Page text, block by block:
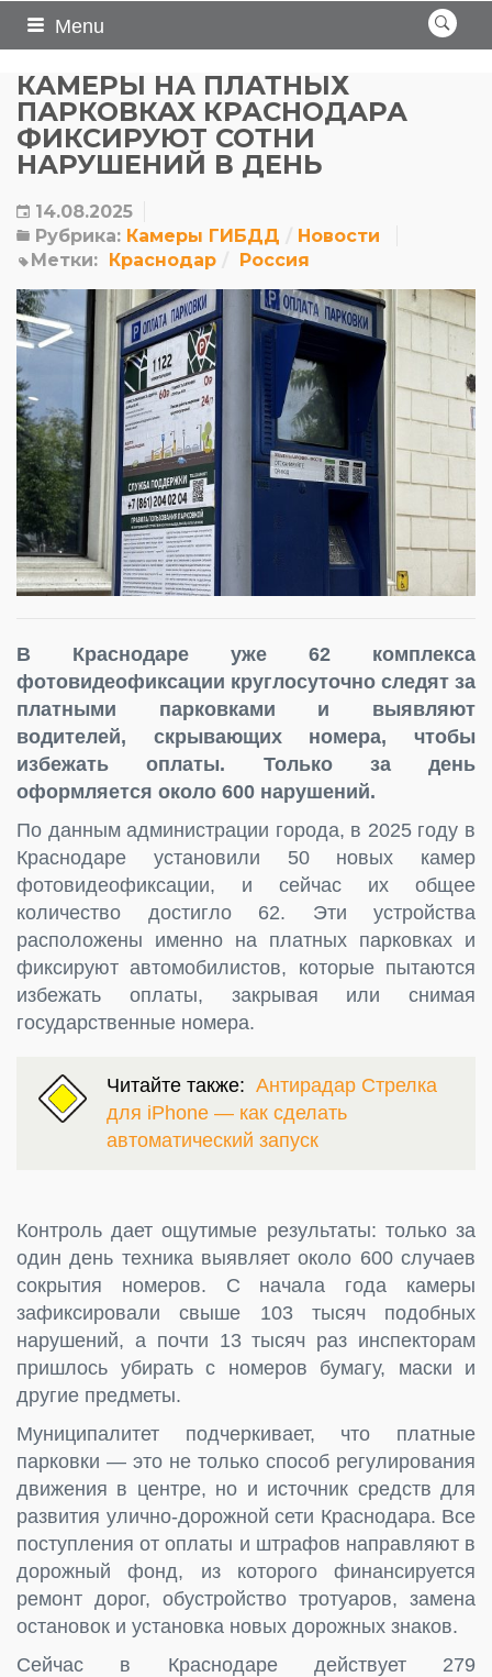
Menu
КАМЕРЫ НА ПЛАТНЫХ
ПАРКОВКАХ КРАСНОДАРА
ФИКСИРУЮТ СОТНИ
НАРУШЕНИЙ В ДЕНЬ
14.08.2025
Рубрика: Камеры ГИБДД
Новости
Метки: Краснодар Россия
В Краснодаре уже 62 комплекса
фотовидеофиксации круглосуточно следят за
платными парковками и выявляют
водителей, скрывающих номера, чтобы
избежать оплаты. Только за день
оформляется около 600 нарушений.
По данным администрации города, в 2025 году в
Краснодаре установили 50 новых камер
фотовидеофиксации, и сейчас их общее
количество достигло 62. Эти устройства
расположены именно на платных парковках и
фиксируют автомобилистов, которые пытаются
избежать оплаты, закрывая или снимая
государственные номера.
Читайте также: Антирадар Стрелка
для iPhone — как сделать
автоматический запуск
Контроль дает ощутимые результаты: только за
один день техника выявляет около 600 случаев
сокрытия номеров. С начала года камеры
зафиксировали свыше 103 тысяч подобных
нарушений, а почти 13 тысяч раз инспекторам
пришлось убирать с номеров бумагу, маски и
другие предметы.
Муниципалитет подчеркивает, что платные
парковки — это не только способ регулирования
движения в центре, но и источник средств для
развития улично-дорожной сети Краснодара. Все
поступления от оплаты и штрафов направляют в
дорожный фонд, из которого финансируется
ремонт дорог, обустройство тротуаров, замена
остановок и установка новых дорожных знаков.
Сейчас в Краснодаре действует 279